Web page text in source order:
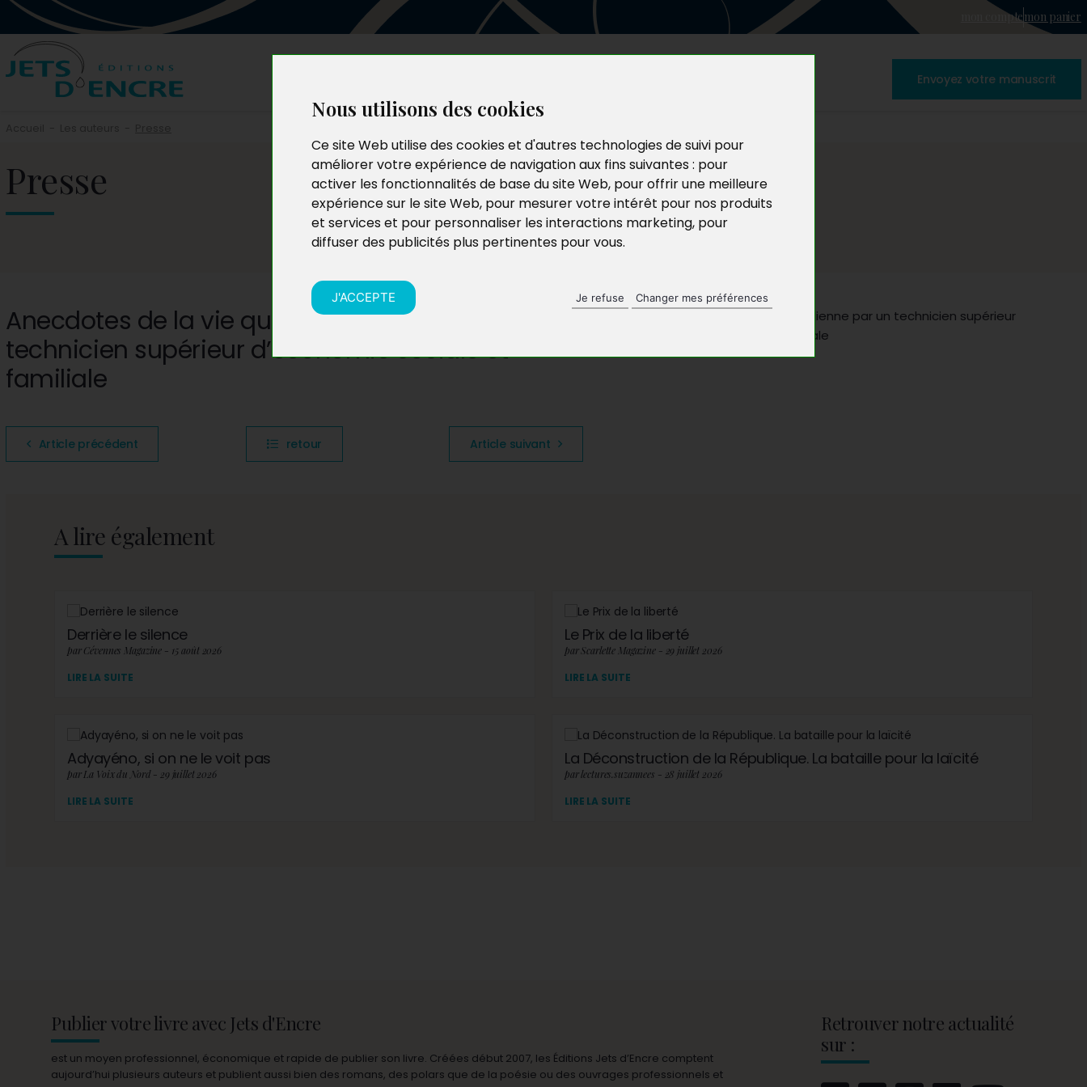
Nous utilisons des cookies
Ce site Web utilise des cookies et d'autres technologies de suivi pour
améliorer votre expérience de navigation aux fins suivantes : pour
activer les fonctionnalités de base du site Web, pour offrir une meilleure
expérience sur le site Web, pour mesurer votre intérêt pour nos produits
et services et pour personnaliser les interactions marketing, pour
diffuser des publicités plus pertinentes pour vous.
J'ACCEPTE Je refuse Changer mes préférences
mon comptemon panier
Envoyez votre manuscrit
Presse
Anecdotes de la vie quotidienne par un
technicien supérieur d’économie sociale et
familiale
Article précédent retour Article suivant
A lire également
Derrière le silence
par Cévennes Magazine - 15 août 2026
LIRE LA SUITE
Le Prix de la liberté
par Scarlette Magazine - 29 juillet 2026
LIRE LA SUITE
Adyayéno, si on ne le voit pas
par La Voix du Nord - 29 juillet 2026
LIRE LA SUITE
La Déconstruction de la République. La bataille pour la laïcité
par lectures.suzannees - 28 juillet 2026
LIRE LA SUITE
Publier votre livre avec Jets d'Encre
est un moyen professionnel, économique et rapide de publier son livre. Créées début 2007, les Éditions Jets d’Encre comptent
aujourd’hui plusieurs auteurs et publient aussi bien des romans, des polars que de la poésie ou des ouvrages professionnels et
Retrouver notre actualité
sur :